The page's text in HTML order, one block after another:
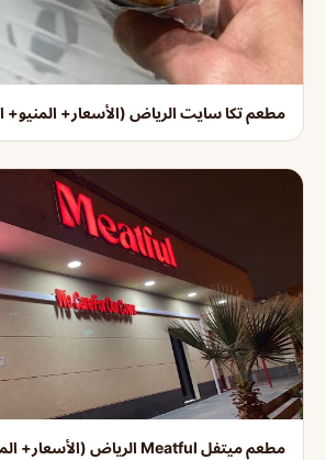
مطعم تكا سايت الرياض (الأسعار+ المنيو+
مطعم ميتفل Meatful الرياض (الأسعار+ المنيو+ الموقع)